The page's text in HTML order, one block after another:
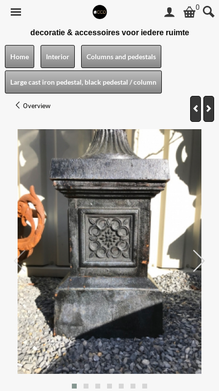
0
decoratie & accessoires voor iedere ruimte
Home Interior Columns and pedestals
Large cast iron pedestal, black pedestal / column
Overview